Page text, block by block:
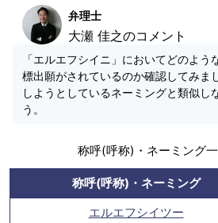
弁理士
大瀬 佳之のコメント
「エルエフシイニ」においてどのよ
標出願がされているのか確認してみま
しようとしているネーミングと類似し
う。
称呼(呼称)・ネーミング
称呼(呼称)・ネーミング
エルエフシイツー